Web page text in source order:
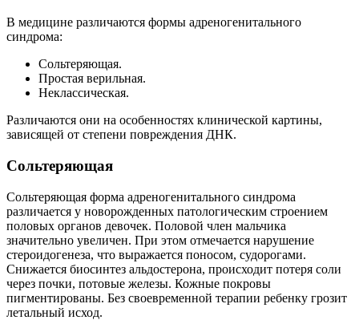
В медицине различаются формы адреногенитального
синдрома:
Сольтеряющая.
Простая верильная.
Неклассическая.
Различаются они на особенностях клинической картины,
зависящей от степени повреждения ДНК.
Сольтеряющая
Сольтеряющая форма адреногенитального синдрома
различается у новорожденных патологическим строением
половых органов девочек. Половой член мальчика
значительно увеличен. При этом отмечается нарушение
стероидогенеза, что выражается поносом, судорогами.
Снижается биосинтез альдостерона, происходит потеря соли
через почки, потовые железы. Кожные покровы
пигментированы. Без своевременной терапии ребенку грозит
летальный исход.